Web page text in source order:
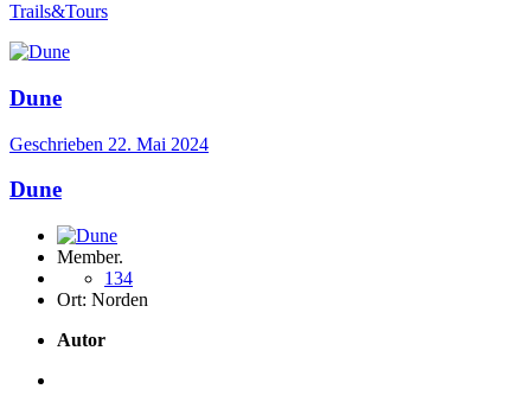
Trails&Tours
Dune
Geschrieben 22. Mai 2024
Dune
Member.
134
Ort: Norden
Autor